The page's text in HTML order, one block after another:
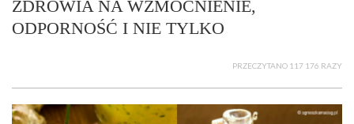
ZDROWIA NA WZMOCNIENIE,
ODPORNOŚĆ I NIE TYLKO
PRZECZYTANO 117 176 RAZY